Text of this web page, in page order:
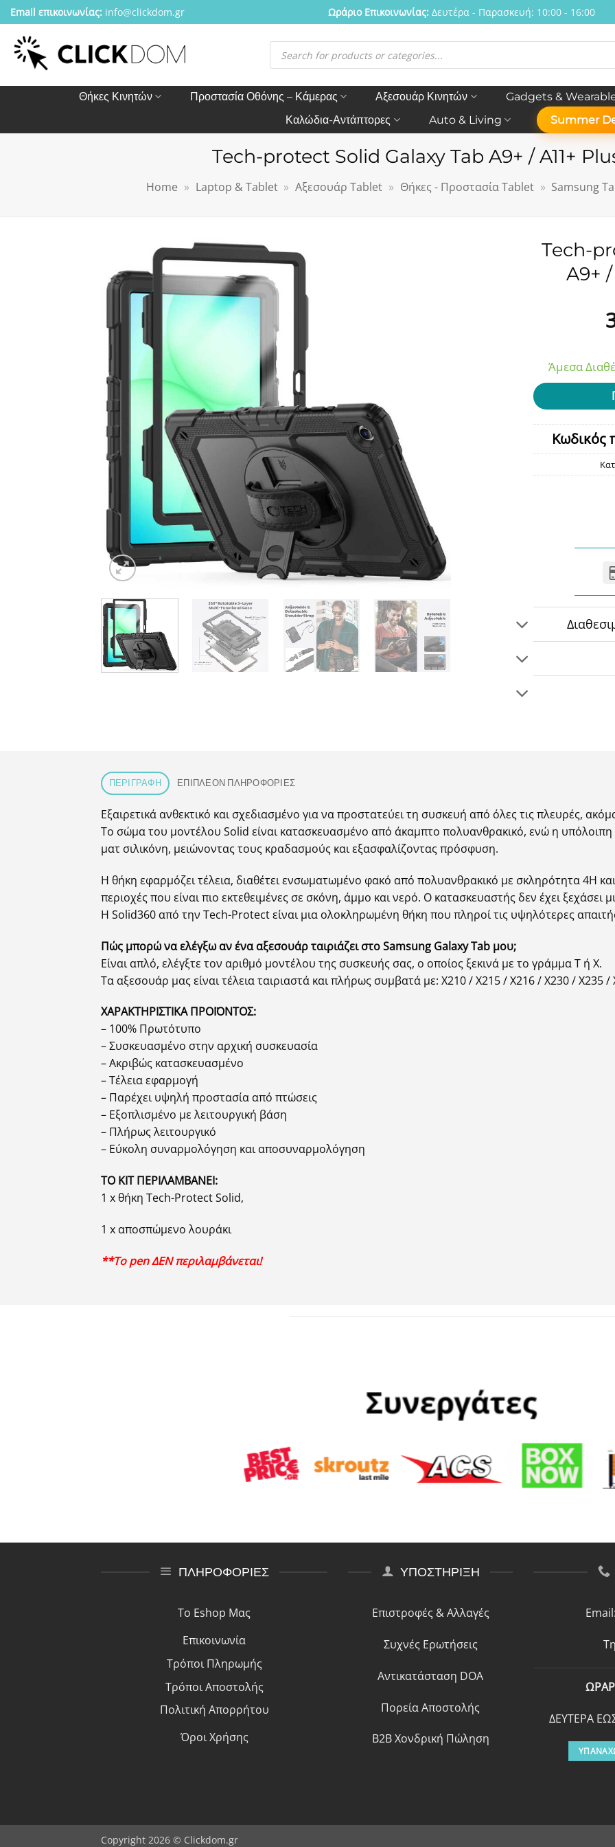
Μετάβαση
στο
περιεχόμενο
Email επικοινωνίας: info@clickdom.gr Ωράριο Eπικοινωνίας:Δευτέρα - Παρασκευή: 10:00 - 16:00
Αναζήτηση
προϊόντων
Θήκες Κινητών Προστασία Οθόνης – Κάμερας Αξεσουάρ Κινητών Gadgets &
Καλώδια-Αντάπτορες
Auto & Living Summer
Tech-protect Solid Galaxy Tab A9+ / A11+
Home » Laptop & Tablet » Αξεσουάρ Tablet » Θήκες - Προστασία Tablet » Samsung
Tech-
A9+ /
Άμεσα
Κωδικός
ΠΕΡΙΓΡΑΦΉ ΕΠΙΠΛΈΟΝ ΠΛΗΡΟΦΟΡΊΕΣ
Εξαιρετικά ανθεκτικό και σχεδιασμένο για να προστατεύει τη συσκευή από όλες τις πλευρές,
Το σώμα του μοντέλου Solid είναι κατασκευασμένο από άκαμπτο πολυανθρακικό, ενώ η
ματ σιλικόνη, μειώνοντας τους κραδασμούς και εξασφαλίζοντας πρόσφυση.
Η θήκη εφαρμόζει τέλεια, διαθέτει ενσωματωμένο φακό από πολυανθρακικό με σκληρότητα 4H
περιοχές που είναι πιο εκτεθειμένες σε σκόνη, άμμο και νερό. Ο κατασκευαστής δεν έχει ξεχάσει
Η Solid360 από την Tech-Protect είναι μια ολοκληρωμένη θήκη που πληροί τις υψηλότερες
Πώς μπορώ να ελέγξω αν ένα αξεσουάρ ταιριάζει στο Samsung Galaxy Tab μου;
Είναι απλό, ελέγξτε τον αριθμό μοντέλου της συσκευής σας, ο οποίος ξεκινά με το γράμμα T ή X.
Τα αξεσουάρ μας είναι τέλεια ταιριαστά και πλήρως συμβατά με: X210 / X215 / X216 / X230 / X235 /
ΧΑΡΑΚΤΗΡΙΣΤΙΚΑ ΠΡΟΪΟΝΤΟΣ:
– 100% Πρωτότυπο
– Συσκευασμένο στην αρχική συσκευασία
– Ακριβώς κατασκευασμένο
– Τέλεια εφαρμογή
– Παρέχει υψηλή προστασία από πτώσεις
– Εξοπλισμένο με λειτουργική βάση
– Πλήρως λειτουργικό
– Εύκολη συναρμολόγηση και αποσυναρμολόγηση
ΤΟ ΚΙΤ ΠΕΡΙΛΑΜΒΑΝΕΙ:
1 x θήκη Tech-Protect Solid,
1 x αποσπώμενο λουράκι
**Το pen ΔΕΝ περιλαμβάνεται!
ΠΛΗΡΟΦΟΡΙΕΣ
Το Eshop Μας
Επικοινωνία
Τρόποι Πληρωμής
Τρόποι Αποστολής
Πολιτική Απορρήτου
Όροι Χρήσης
ΥΠΟΣΤΗΡΙΞΗ
Επιστροφές & Αλλαγές
Συχνές Ερωτήσεις
Αντικατάσταση DOA
Πορεία Αποστολής
B2B Χονδρική Πώληση
Email:
ΔΕΥΤΕΡΑ
Copyright 2026 © Clickdom.gr